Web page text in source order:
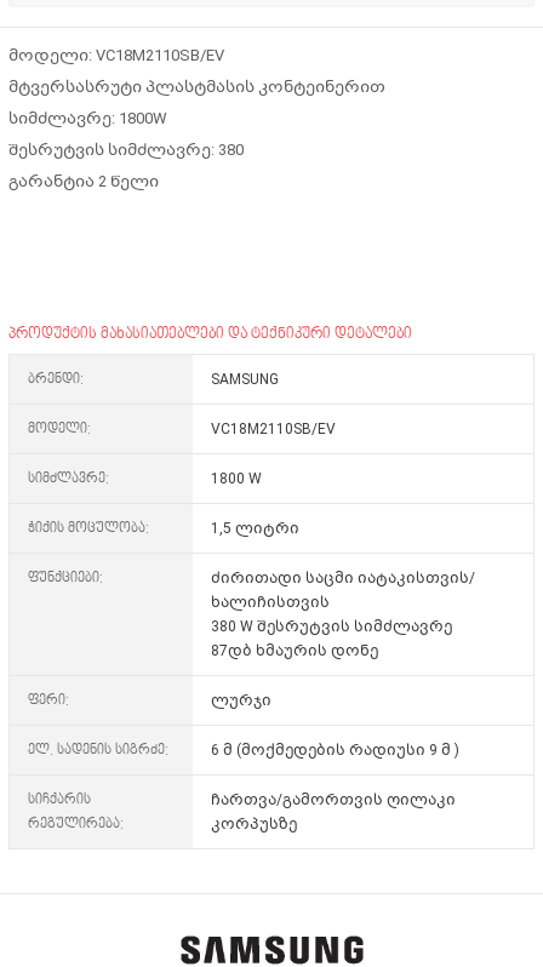
მოდელი: VC18M2110SB/EV
მტვერსასრუტი პლასტმასის კონტეინერით
სიმძლავრე: 1800W
შესრუტვის სიმძლავრე: 380
გარანტია 2 წელი
პროდუქტის მახასიათებლები და ტექნიკური დეტალები
ბრენდი: SAMSUNG
მოდელი: VC18M2110SB/EV
სიმძლავრე: 1800 W
ჭიქის მოცულობა: 1,5 ლიტრი
ფუნქციები:
ძირითადი საცმი იატაკისთვის/
ხალიჩისთვის
380 W შესრუტვის სიმძლავრე
87დბ ხმაურის დონე
ფერი: ლურჯი
ელ. სადენის სიგრძე: 6 მ (მოქმედების რადიუსი 9 მ )
სიჩქარის
რეგულირება:
ჩართვა/გამორთვის ღილაკი
კორპუსზე